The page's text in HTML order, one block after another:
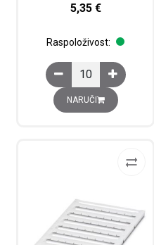
5,35 €
Raspoloživost:
Oznake za redne
NARUČI